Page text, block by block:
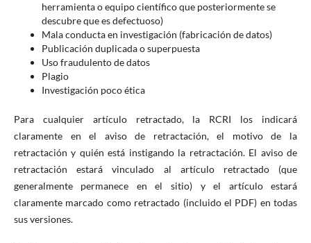
herramienta o equipo científico que posteriormente se
descubre que es defectuoso)
Mala conducta en investigación (fabricación de datos)
Publicación duplicada o superpuesta
Uso fraudulento de datos
Plagio
Investigación poco ética
Para cualquier artículo retractado, la RCRI los indicará
claramente en el aviso de retractación, el motivo de la
retractación y quién está instigando la retractación. El aviso de
retractación estará vinculado al artículo retractado (que
generalmente permanece en el sitio) y el artículo estará
claramente marcado como retractado (incluido el PDF) en todas
sus versiones.